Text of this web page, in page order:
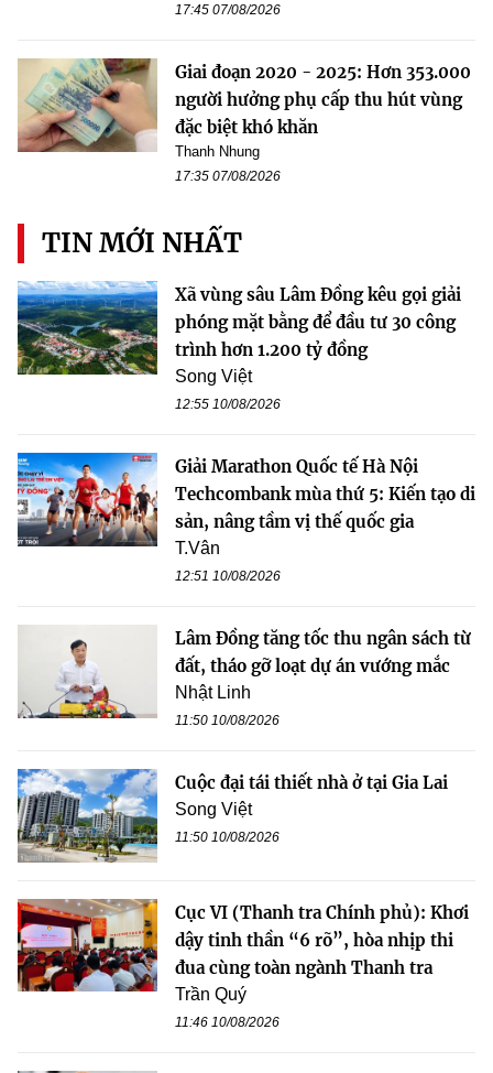
17:45 07/08/2026
Giai đoạn 2020 - 2025: Hơn 353.000
người hưởng phụ cấp thu hút vùng
đặc biệt khó khăn
Thanh Nhung
17:35 07/08/2026
TIN MỚI NHẤT
Xã vùng sâu Lâm Đồng kêu gọi giải
phóng mặt bằng để đầu tư 30 công
trình hơn 1.200 tỷ đồng
Song Việt
12:55 10/08/2026
Giải Marathon Quốc tế Hà Nội
Techcombank mùa thứ 5: Kiến tạo di
sản, nâng tầm vị thế quốc gia
T.Vân
12:51 10/08/2026
Lâm Đồng tăng tốc thu ngân sách từ
đất, tháo gỡ loạt dự án vướng mắc
Nhật Linh
11:50 10/08/2026
Cuộc đại tái thiết nhà ở tại Gia Lai
Song Việt
11:50 10/08/2026
Cục VI (Thanh tra Chính phủ): Khơi
dậy tinh thần “6 rõ”, hòa nhịp thi
đua cùng toàn ngành Thanh tra
Trần Quý
11:46 10/08/2026